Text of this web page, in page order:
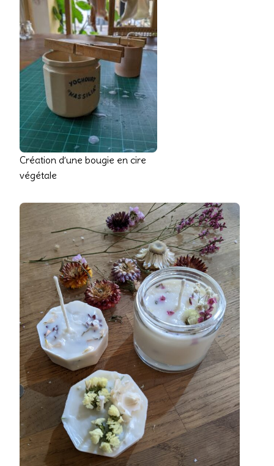
Création d’une bougie en cire
végétale